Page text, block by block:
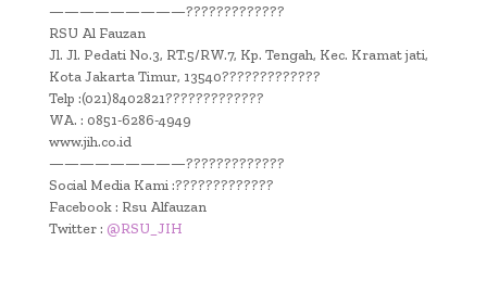
—————————?????????????
RSU Al Fauzan
Jl. Jl. Pedati No.3, RT.5/RW.7, Kp. Tengah, Kec. Kramat jati,
Kota Jakarta Timur, 13540?????????????
Telp :(021)8402821?????????????
WA. : 0851-6286-4949
www.jih.co.id
—————————?????????????
Social Media Kami :?????????????
Facebook : Rsu Alfauzan
Twitter : @RSU_JIH